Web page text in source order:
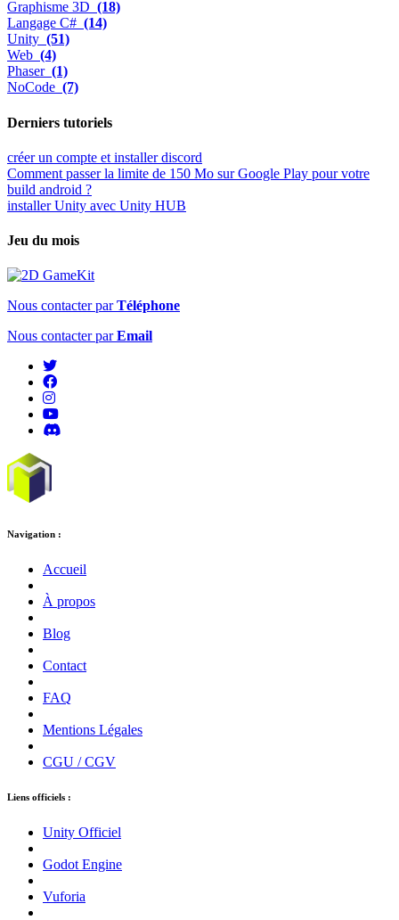
Graphisme 3D (18)
Langage C# (14)
Unity (51)
Web (4)
Phaser (1)
NoCode (7)
Derniers tutoriels
créer un compte et installer discord
Comment passer la limite de 150 Mo sur Google Play pour votre
build android ?
installer Unity avec Unity HUB
Jeu du mois
Nous contacter parTéléphone
Nous contacter parEmail
Navigation :
Accueil
À propos
Blog
Contact
FAQ
Mentions Légales
CGU / CGV
Liens officiels :
Unity Officiel
Godot Engine
Vuforia